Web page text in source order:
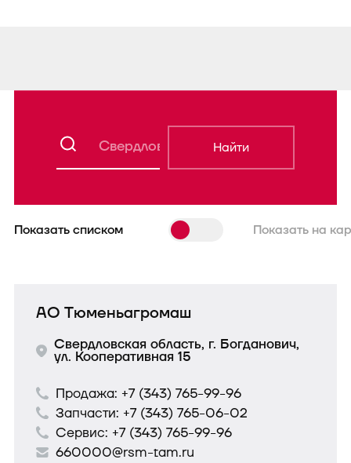
Найти
Показать списком Показать на
АО Тюменьагромаш
Свердловская область, г. Богданович,
ул. Кооперативная 15
Продажа: +7 (343) 765-99-96
Запчасти: +7 (343) 765-06-02
Сервис: +7 (343) 765-99-96
660000@rsm-tam.ru